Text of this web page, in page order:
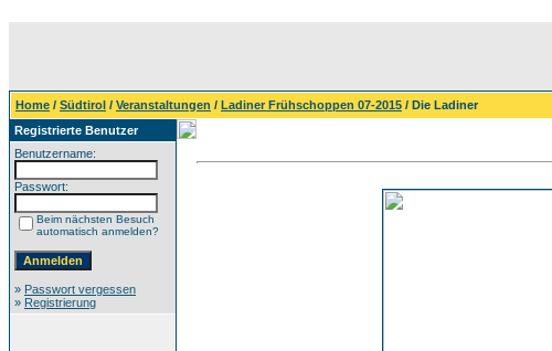
Home / Südtirol / Veranstaltungen / Ladiner Frühschoppen 07-2015 / Die Ladiner
Registrierte Benutzer
Benutzername:
Passwort:
Beim nächsten Besuch
automatisch anmelden?
» Passwort vergessen
» Registrierung